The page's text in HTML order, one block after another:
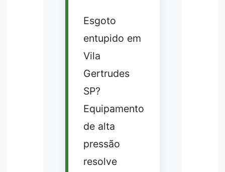
Esgoto
entupido em
Vila
Gertrudes
SP?
Equipamento
de alta
pressão
resolve